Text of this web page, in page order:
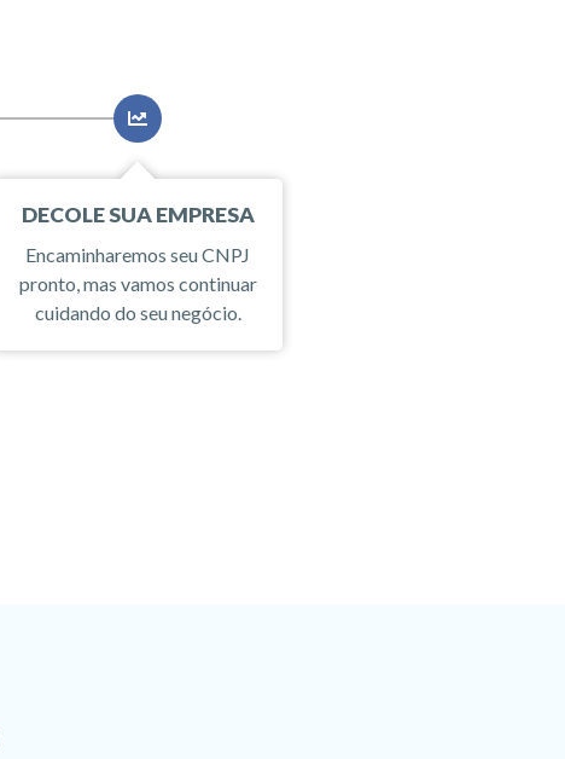
DECOLE SUA EMPRESA
Encaminharemos seu CNPJ
pronto, mas vamos continuar
cuidando do seu negócio.